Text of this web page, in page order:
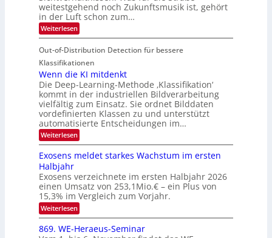
u
n
d
M
a
n
t
i
S
p
e
c
t
r
i
t
e
V
I
S
I
O
N
T
e
c
h
T
a
l
k
o
u
r
u
d
e
r
V
S
O
N
2
0
2
weitestgehend noch Zukunftsmusik ist, gehört
in der Luft schon zum…
Weiterlesen:
S
c
h
l
a
n
d
e
n
Out-of-Distribution Detection für bessere
Klassifikationen
Wenn die KI mitdenkt
Die Deep-Learning-Methode ‚Klassifikation‘
kommt in der industriellen Bildverarbeitung
vielfältig zum Einsatz. Sie ordnet Bilddaten
vordefinierten Klassen zu und unterstützt
automatisierte Entscheidungen im…
Weiterlesen:
W
n
d
i
e
K
I
m
i
t
Exosens meldet starkes Wachstum im ersten
Halbjahr
Exosens verzeichnete im ersten Halbjahr 2026
einen Umsatz von 253,1Mio.€ – ein Plus von
15,3% im Vergleich zum Vorjahr.
Weiterlesen:
E
x
o
869. WE-Heraeus-Seminar